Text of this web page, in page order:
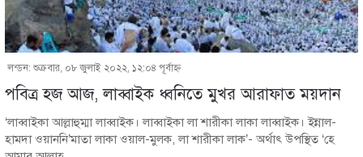
লন্ডন: শুক্রবার, ০৮ জুলাই ২০২২, ১২:০৪ পূর্বাহ্ণ
পবিত্র হজ আজ, লাব্বাইক ধ্বনিতে মুখর আরাফাত ময়দান
‘লাব্বাইকা আল্লাহুম্মা লাব্বাইক। লাব্বাইকা লা শারীকা লাকা লাব্বাইক। ইন্নাল-
হামদা ওয়াননি’মাতা লাকা ওয়াল-মুলক, লা শারীকা লাক’- অর্থাৎ উপস্থিত ‘হে